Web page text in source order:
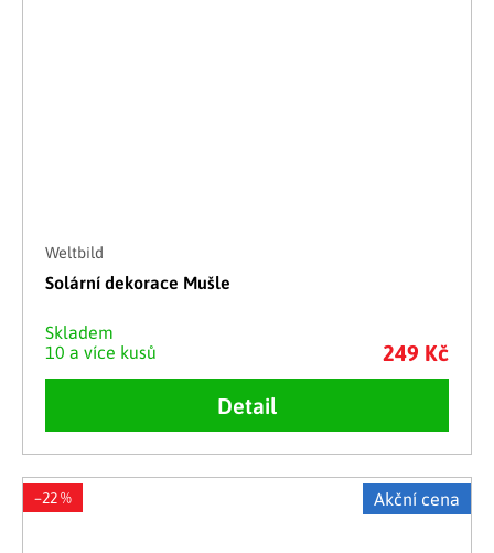
Weltbild
Solární dekorace Mušle
Skladem
10 a více kusů
249 Kč
Detail
Akční cena
–22 %